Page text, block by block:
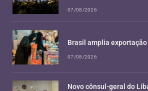
07/08/2026
Brasil amplia
07/08/2026
Novo cônsul-geral do